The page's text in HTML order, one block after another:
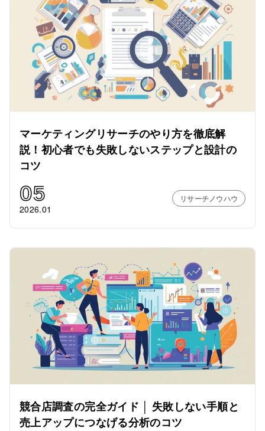
マーケティングリサーチのやり方を徹底解
説！初心者でも失敗しないステップと設計の
コツ
05
2026.01
リサーチノウハウ
競合店調査の完全ガイド │ 失敗しない手順と
売上アップにつなげる分析のコツ